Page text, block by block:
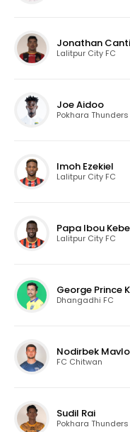
Jonathan
Lalitpur City FC
Joe Aidoo
Pokhara Thunders
Imoh Ezekiel
Lalitpur City FC
Papa Ibou Kebe
Lalitpur City FC
George Prince
Dhangadhi FC
Nodirbek
FC Chitwan
Sudil Rai
Pokhara Thunders